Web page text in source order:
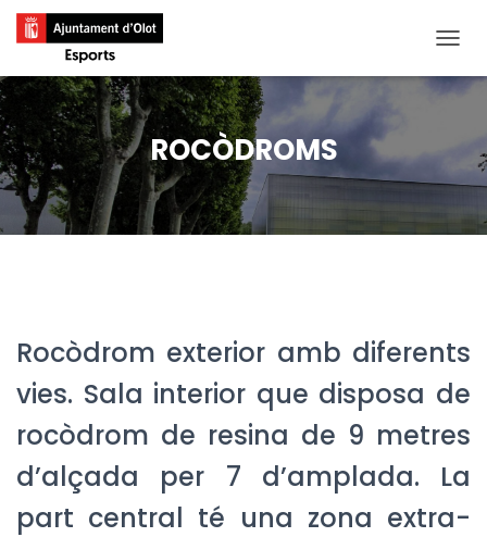
ROCÒDROMS
Rocòdrom exterior amb diferents
vies. Sala interior que disposa de
rocòdrom de resina de 9 metres
d’alçada per 7 d’amplada. La
part central té una zona extra-